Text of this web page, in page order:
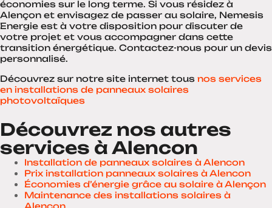
économies sur le long terme. Si vous résidez à
Alençon et envisagez de passer au solaire, Nemesis
Energie est à votre disposition pour discuter de
votre projet et vous accompagner dans cette
transition énergétique. Contactez-nous pour un devis
personnalisé.
Découvrez sur notre site internet tous nos services
en installations de panneaux solaires
photovoltaïques
Découvrez nos autres
services à Alencon
Installation de panneaux solaires à Alencon
Prix installation panneaux solaires à Alencon
Économies d’énergie grâce au solaire à Alençon
Maintenance des installations solaires à
Alençon